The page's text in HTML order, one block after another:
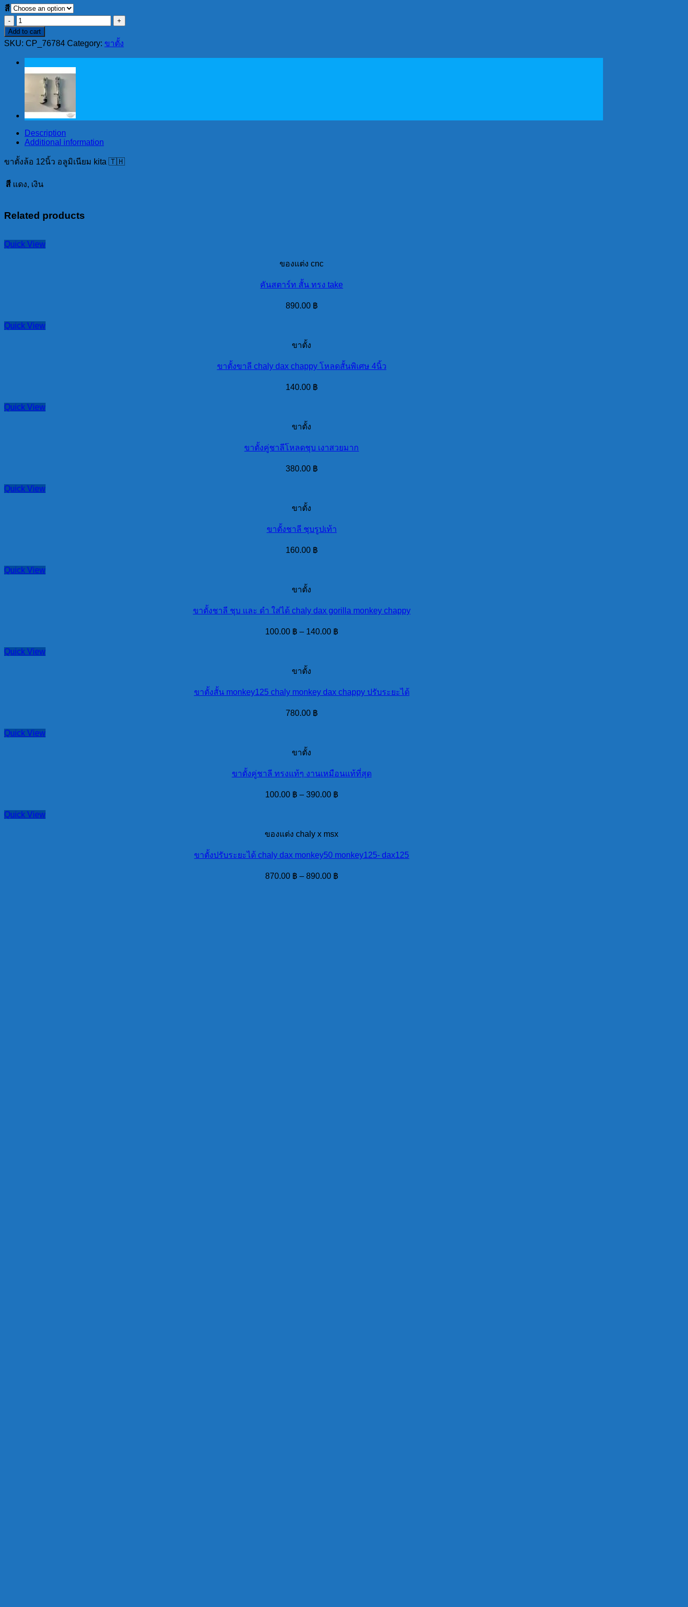
สี
ขา
ตั้ง
ล้อ
12นิ้ว
อลู
🇹🇭
Add to cart
SKU: CP_76784 Category: ขาตั้ง
Description
Additional information
ขาตั้งล้อ 12นิ้ว อลูมิเนียม kita 🇹🇭
สี แดง, เงิน
Related products
Quick View
ของแต่ง cnc
คันสตาร์ท สั้น ทรง take
890.00 ฿
Quick View
ขาตั้ง
ขาตั้งขาลี chaly dax chappy โหลดสั้นพิเศษ 4นิ้ว
140.00 ฿
Quick View
ขาตั้ง
ขาตั้งคู่ชาลีโหลดชุบ เงาสวยมาก
380.00 ฿
Quick View
ขาตั้ง
ขาตั้งชาลี ชุบรูปเท้า
160.00 ฿
Quick View
ขาตั้ง
ขาตั้งชาลี ชุบ และ ดำ ใส่ได้ chaly dax gorilla monkey chappy
100.00 ฿ – 140.00 ฿
Quick View
ขาตั้ง
ขาตั้งสั้น monkey125 chaly monkey dax chappy ปรับระยะได้
780.00 ฿
Quick View
ขาตั้ง
ขาตั้งคู่ชาลี ทรงแท้ๆ งานเหมือนแท้ที่สุด
100.00 ฿ – 390.00 ฿
Quick View
ของแต่ง chaly x msx
ขาตั้งปรับระยะได้ chaly dax monkey50 monkey125- dax125
870.00 ฿ – 890.00 ฿